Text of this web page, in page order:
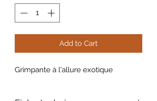
Add to Cart
Grimpante à l'allure exotique